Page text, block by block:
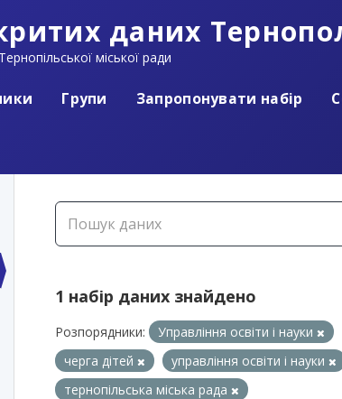
даних
міської ради
Групи Запропонувати набір
1 набір даних знайдено
Розпорядники: Управління освіти і науки
черга дітей
управління освіти і науки
тернопільська міська рада